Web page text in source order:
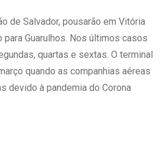
de Salvador, pousarão em Vitória
para Guarulhos. Nos últimos casos
quartas e sextas. O terminal
quando as companhias aéreas
devido à pandemia do Corona